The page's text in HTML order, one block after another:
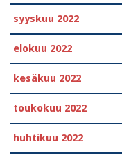
syyskuu 2022
elokuu 2022
kesäkuu 2022
toukokuu 2022
huhtikuu 2022